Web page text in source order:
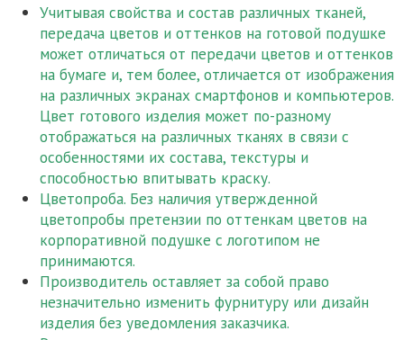
Учитывая свойства и состав различных тканей,
передача цветов и оттенков на готовой подушке
может отличаться от передачи цветов и оттенков
на бумаге и, тем более, отличается от изображения
на различных экранах смартфонов и компьютеров.
Цвет готового изделия может по-разному
отображаться на различных тканях в связи с
особенностями их состава, текстуры и
способностью впитывать краску.
Цветопроба. Без наличия утвержденной
цветопробы претензии по оттенкам цветов на
корпоративной подушке с логотипом не
принимаются.
Производитель оставляет за собой право
незначительно изменить фурнитуру или дизайн
изделия без уведомления заказчика.